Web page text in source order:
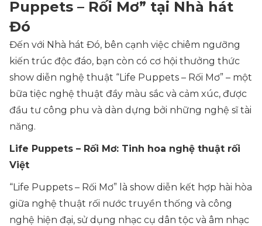
Puppets – Rối Mơ” tại Nhà hát
Đó
Đến với Nhà hát Đó, bên cạnh việc chiêm ngưỡng
kiến trúc độc đáo, bạn còn có cơ hội thưởng thức
show diễn nghệ thuật “Life Puppets – Rối Mơ” – một
bữa tiệc nghệ thuật đầy màu sắc và cảm xúc, được
đầu tư công phu và dàn dựng bởi những nghệ sĩ tài
năng.
Life Puppets – Rối Mơ: Tinh hoa nghệ thuật rối
Việt
“Life Puppets – Rối Mơ” là show diễn kết hợp hài hòa
giữa nghệ thuật rối nước truyền thống và công
nghệ hiện đại, sử dụng nhạc cụ dân tộc và âm nhạc